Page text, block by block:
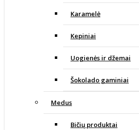
Karamelė
Kepiniai
Uogienės ir džemai
Šokolado gaminiai
Medus
Bičių produktai